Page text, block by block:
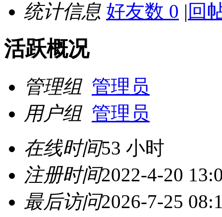
统计信息 好友数 0 | 回
活跃概况
管理组 管理员
用户组 管理员
在线时间53 小时
注册时间2022-4-20
最后访问2026-7-25